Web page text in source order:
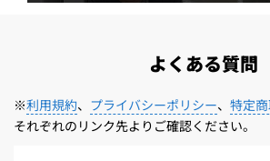
よくある質問
※利用規約、 プライバシーポリシー、 特定
それぞれのリンク先よりご確認ください。